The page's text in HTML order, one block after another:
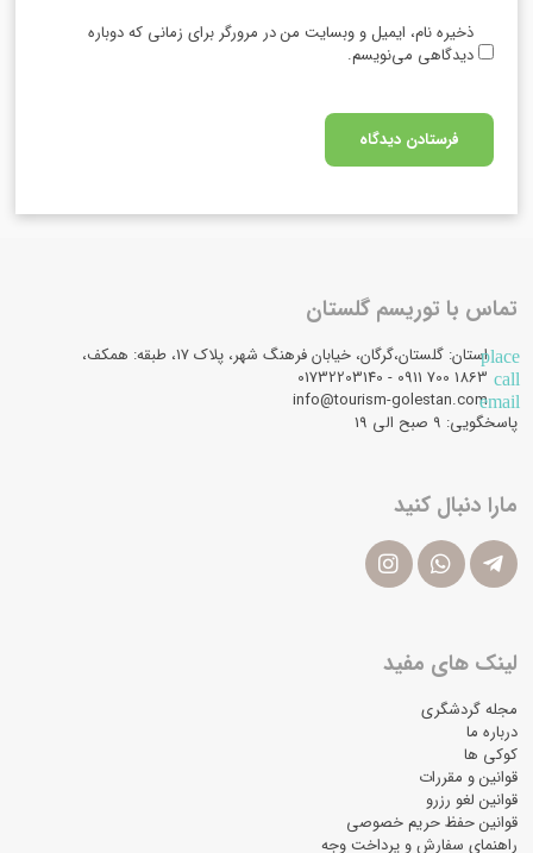
ذخیره نام، ایمیل و وبسایت من در مرورگر برای زمانی که دوباره
دیدگاهی می‌نویسم.
تماس با توریسم گلستان
placeاستان: گلستان،گرگان، خیابان فرهنگ شهر، پلاک 17، طبقه: همکف،
call
email
info@tourism-golestan.com
پاسخگویی: ۹ صبح الی 19
مارا دنبال کنید
لینک های مفید
مجله گردشگری
درباره ما
کوکی ها
قوانین و مقررات
قوانین لغو رزرو
قوانین حفظ حریم خصوصی
راهنمای سفارش و پرداخت وجه